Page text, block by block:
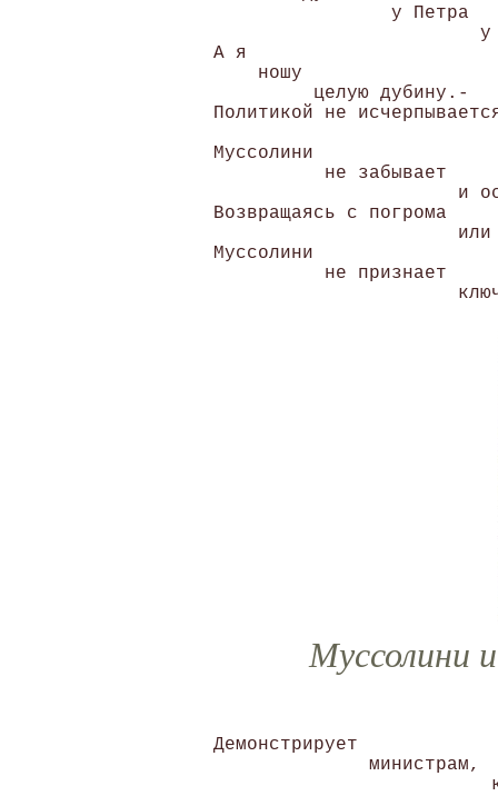
                 у Петра
А я
     ношу
          целую дубину.-
Политикой не
Муссолини
           не забывает
и
Возвращаясь с погрома
Муссолини
           не признает
Муссолини
Демонстрирует
               министрам,